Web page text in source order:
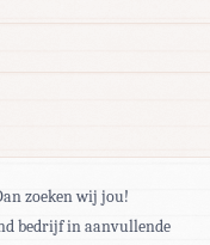
zoeken wij jou!
bedrijf in aanvullende